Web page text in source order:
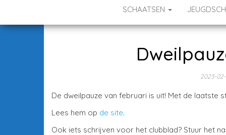
SCHAATSEN
2023-
De dweilpauze van februari is uit! Met de laatste
Lees hem op de site.
Ook iets schrijven voor het clubblad? Stuur het